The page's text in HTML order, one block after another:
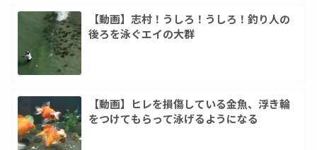
【動画】志村！うしろ！うしろ！釣り人の
後ろを泳ぐエイの大群
【動画】ヒレを損傷している金魚、浮き輪
をつけてもらって泳げるようになる